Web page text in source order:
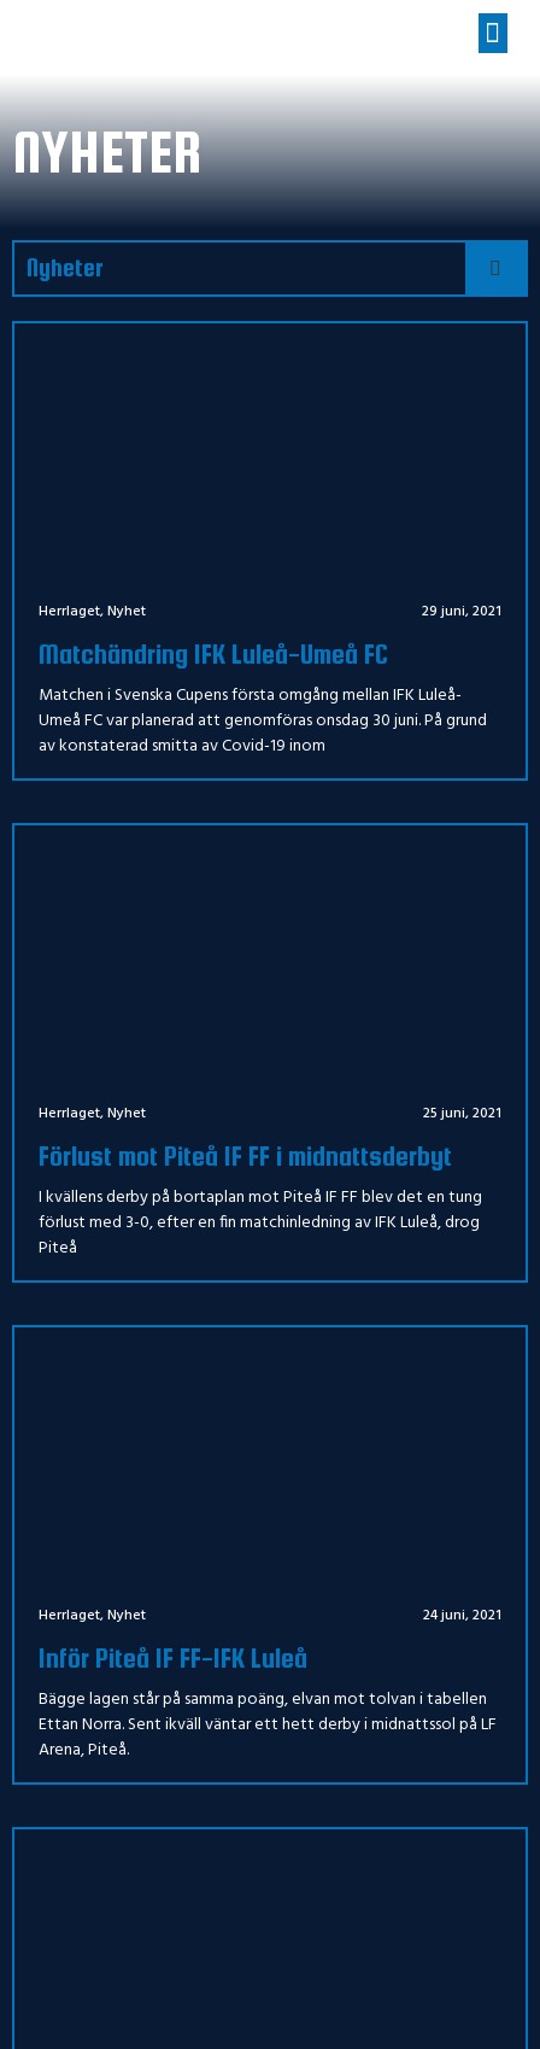
NYHETER
Nyheter
29 juni, 2021
Herrlaget,Nyhet
Matchändring IFK Luleå-Umeå FC
Matchen i Svenska Cupens första omgång mellan IFK Luleå-
Umeå FC var planerad att genomföras onsdag 30 juni. På grund
av konstaterad smitta av Covid-19 inom
25 juni, 2021
Herrlaget,Nyhet
Förlust mot Piteå IF FF i midnattsderbyt
I kvällens derby på bortaplan mot Piteå IF FF blev det en tung
förlust med 3-0, efter en fin matchinledning av IFK Luleå, drog
Piteå
24 juni, 2021
Herrlaget,Nyhet
Inför Piteå IF FF-IFK Luleå
Bägge lagen står på samma poäng, elvan mot tolvan i tabellen
Ettan Norra. Sent ikväll väntar ett hett derby i midnattssol på LF
Arena, Piteå.